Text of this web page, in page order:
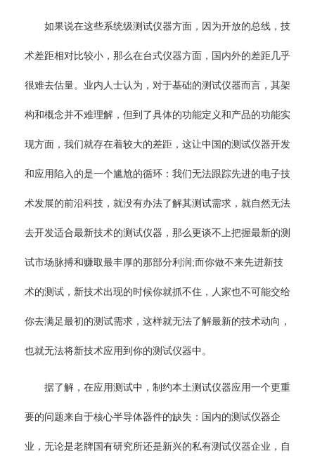
如果说在这些系统级测试仪器方面，因为开放的总线，技
术差距相对比较小，那么在台式仪器方面，国内外的差距几乎
很难去估量。业内人士认为，对于基础的测试仪器而言，其架
构和概念并不难理解，但到了具体的功能定义和产品的功能实
现方面，我们就存在着较大的差距，这让中国的测试仪器开发
和应用陷入的是一个尴尬的循环：我们无法跟踪先进的电子技
术发展的前沿科技，就没有办法了解其测试需求，就自然无法
去开发适合最新技术的测试仪器，那么更谈不上把握最新的测
试市场脉搏和赚取最丰厚的那部分利润;而你做不来先进新技
术的测试，新技术出现的时候你就抓不住，人家也不可能交给
你去满足最初的测试需求，这样就无法了解最新的技术动向，
也就无法将新技术应用到你的测试仪器中。
据了解，在应用测试中，制约本土测试仪器应用一个更重
要的问题来自于核心半导体器件的缺失：国内的测试仪器企
业，无论是老牌国有研究所还是新兴的私有测试仪器企业，自